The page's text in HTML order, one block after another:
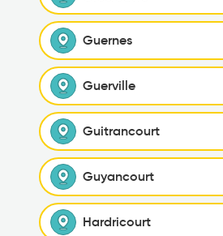
Guernes
Guerville
Guitrancourt
Guyancourt
Hardricourt